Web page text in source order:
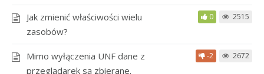
Jak zmienić właściwości wielu
zasobów?
0 2515
Mimo wyłączenia UNF dane z
przeglądarek są zbierane.
-2 2672